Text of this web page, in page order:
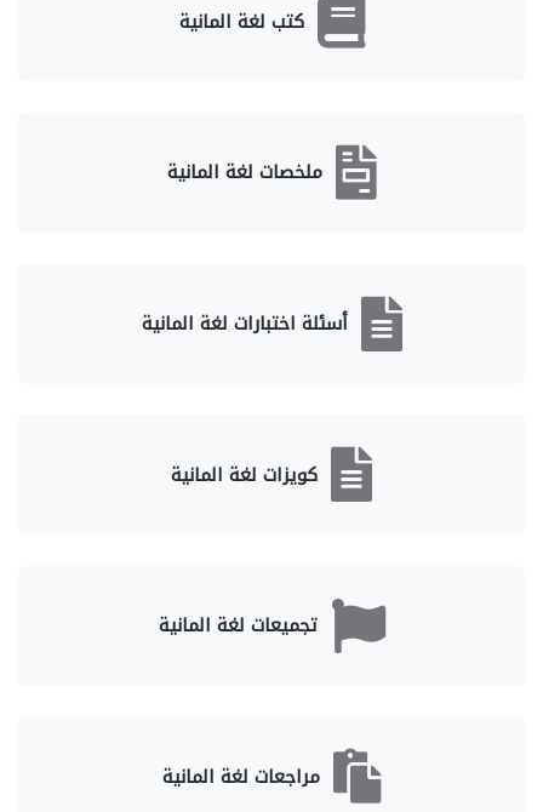
كتب لغة المانية
ملخصات لغة المانية
أسئلة اختبارات لغة المانية
كويزات لغة المانية
تجميعات لغة المانية
مراجعات لغة المانية